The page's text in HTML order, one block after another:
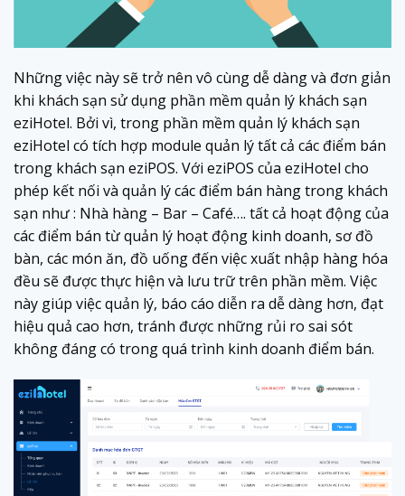
Những việc này sẽ trở nên vô cùng dễ dàng và đơn giản
khi khách sạn sử dụng phần mềm quản lý khách sạn
eziHotel. Bởi vì, trong phần mềm quản lý khách sạn
eziHotel có tích hợp module quản lý tất cả các điểm bán
trong khách sạn eziPOS. Với eziPOS của eziHotel cho
phép kết nối và quản lý các điểm bán hàng trong khách
sạn như : Nhà hàng – Bar – Café…. tất cả hoạt động của
các điểm bán từ quản lý hoạt động kinh doanh, sơ đồ
bàn, các món ăn, đồ uống đến việc xuất nhập hàng hóa
đều sẽ được thực hiện và lưu trữ trên phần mềm. Việc
này giúp việc quản lý, báo cáo diễn ra dễ dàng hơn, đạt
hiệu quả cao hơn, tránh được những rủi ro sai sót
không đáng có trong quá trình kinh doanh điểm bán.